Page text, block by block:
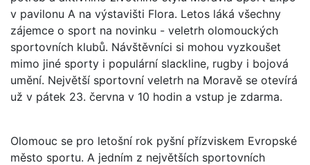
v pavilonu A na výstavišti Flora. Letos láká všechny
zájemce o sport na novinku - veletrh olomouckých
sportovních klubů. Návštěvníci si mohou vyzkoušet
mimo jiné sporty i populární slackline, rugby i bojová
umění. Největší sportovní veletrh na Moravě se otevírá
už v pátek 23. června v 10 hodin a vstup je zdarma.
Olomouc se pro letošní rok pyšní přízviskem Evropské
město sportu. A jedním z největších sportovních